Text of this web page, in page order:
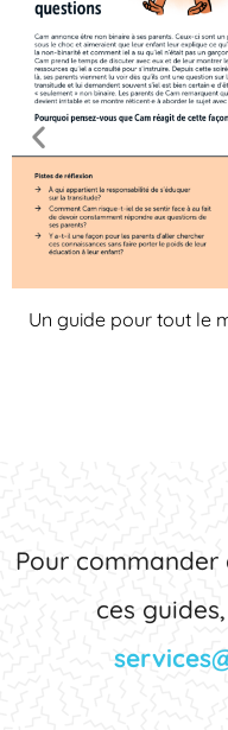
Un guide pour
Pour commander
ces